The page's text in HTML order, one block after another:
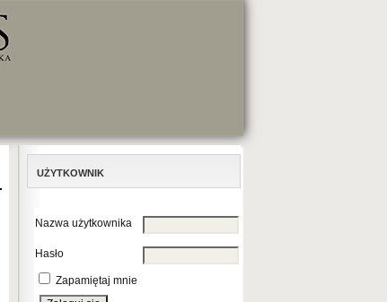
UŻYTKOWNIK
Nazwa użytkownika
Hasło
Zapamiętaj mnie